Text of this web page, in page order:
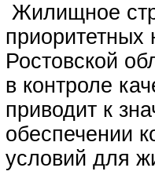
Жилищное
приоритетных
Ростовской
в контроле
приводит к
обеспечении
условий для